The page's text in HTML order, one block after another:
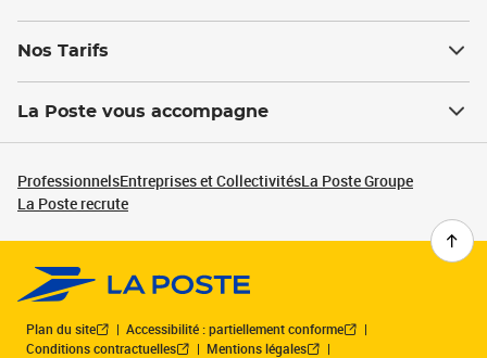
Nos Tarifs
La Poste vous accompagne
ProfessionnelsEntreprises et CollectivitésLa Poste Groupe
La Poste recrute
Plan du site
Accessibilité : partiellement conforme
Conditions contractuelles
Mentions légales